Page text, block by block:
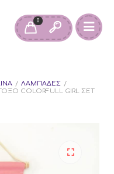
0
/ ΛΑΜΠΆΔΕΣ /
COLORFULL GIRL ΣΕΤ